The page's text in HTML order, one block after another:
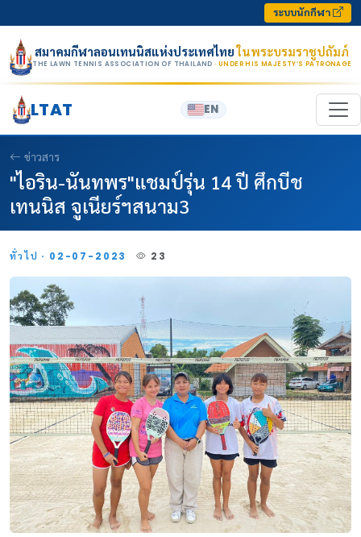
ระบบนักกีฬา
สมาคมกีฬาลอนเทนนิสแห่งประเทศไทยในพระบรมราชูปถัมภ์
THE LAWN TENNIS ASSOCIATION OF THAILAND · UNDER HIS MAJESTY’S PATRONAGE
LTAT EN
ข่าวสาร
"ไอริน-นันทพร"แชมป์รุ่น 14 ปี ศึกบีช
เทนนิส จูเนียร์ฯสนาม3
ทั่วไป · 02-07-2023 23